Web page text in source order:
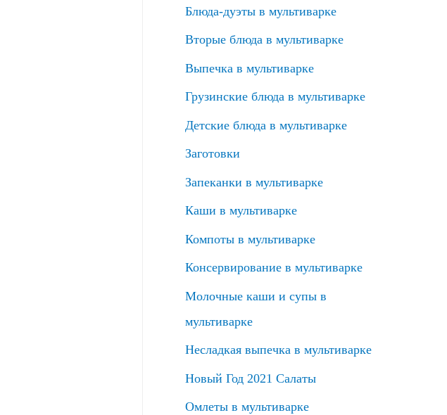
Блюда-дуэты в мультиварке
Вторые блюда в мультиварке
Выпечка в мультиварке
Грузинские блюда в мультиварке
Детские блюда в мультиварке
Заготовки
Запеканки в мультиварке
Каши в мультиварке
Компоты в мультиварке
Консервирование в мультиварке
Молочные каши и супы в
мультиварке
Несладкая выпечка в мультиварке
Новый Год 2021 Салаты
Омлеты в мультиварке